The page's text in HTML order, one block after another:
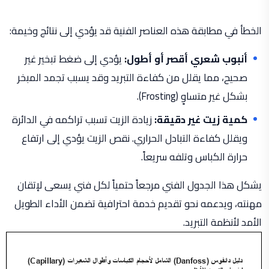
الخطأ في مطابقة هذه العناصر الفنية قد يؤدي إلى نتائج وخيمة:
أنبوب شعري أقصر أو أطول:يؤدي إلى ضغط تبخير غير
صحيح، مما يقلل من كفاءة التبريد وقد يسبب تجمد المبخر
بشكل غير متساوٍ (Frosting).
كمية زيت غير دقيقة:زيادة الزيت تسبب تراكمه في الدائرة
ويقلل كفاءة التبادل الحراري. نقص الزيت يؤدي إلى ارتفاع
حرارة الكباس وتلفه سريعاً.
يشكل هذا الجدول الفني مرجعاً حتمياً لكل فني يسعى لإتقان
مهنته، ويدعمه نحو تقديم خدمة احترافية تضمن الأداء الطويل
الأمد لأنظمة التبريد.